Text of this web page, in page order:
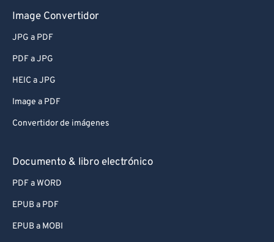
Image Convertidor
JPG a PDF
PDF a JPG
HEIC a JPG
Image a PDF
Convertidor de imágenes
Documento & libro electrónico
PDF a WORD
EPUB a PDF
EPUB a MOBI